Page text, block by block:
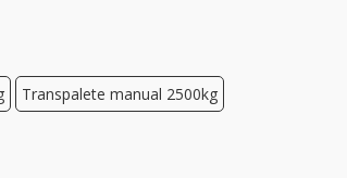
Transpalete manual 2500kg